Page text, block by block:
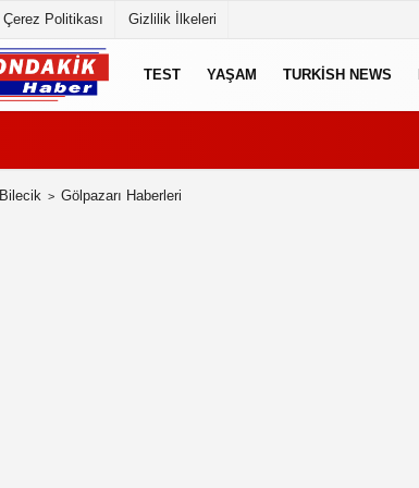
Çerez Politikası Gizlilik İlkeleri
TEST YAŞAM TURKISH NEWS
Bilecik Gölpazarı Haberleri